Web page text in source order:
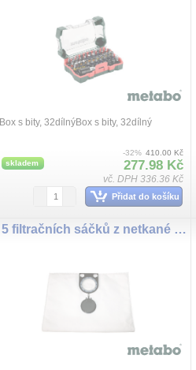
Box s bity, 32dílnýBox s bity, 32dílný
skladem
-32% 410.00 Kč
277.98 Kč
vč. DPH 336.36 Kč
Přidat do košíku
5 filtračních sáčků z netkané textilie - 45-50 l, ASR 50 L/M SC